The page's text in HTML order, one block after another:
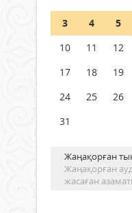
Қысқы
каникул
04 тамыз 2026 ж.
3
4 5
10
11 12
17
18 19
24
25 26
31
Жаңақорған
Жаңақорған
жасаған